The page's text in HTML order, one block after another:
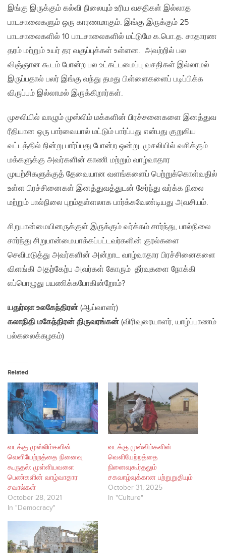
இங்கு இருக்கும் கல்வி நிலையும் உரிய வசதிகள் இல்லாத
பாடசாலைகளும் ஒரு காரணமாகும். இங்கு இருக்கும் 25
பாடசாலைகளில் 10 பாடசாலைகளில் மட்டுமே க.பொ.த. சாதாரண
தரம் மற்றும் உயர் தர வகுப்புக்கள் உள்ளன. அவற்றில் பல
விஞ்ஞான கூடம் போன்ற பல உட்கட்டமைப்பு வசதிகள் இல்லாமல்
இருப்பதால் பலர் இங்கு வந்து தமது பிள்ளைகளைப் படிப்பிக்க
விருப்பம் இல்லாமல் இருக்கிறார்கள்.
முசலியில் வாழும் முஸ்லிம் மக்களின் பிரச்சனைகளை இனத்துவ
ரீதியான ஒரு பார்வையால் மட்டும் பார்ப்பது என்பது குறுகிய
வட்டத்தில் நின்று பார்ப்பது போன்ற ஒன்று. முசலியில் வசிக்கும்
மக்களுக்கு அவர்களின் காணி மற்றும் வாழ்வாதார
முயற்சிகளுக்குத் தேவையான வளங்களைப் பெற்றுக்கொள்வதில்
உள்ள பிரச்சினைகள் இனத்துவத்துடன் சேர்ந்து வர்க்க நிலை
மற்றும் பால்நிலை புறம்தள்ளலாக பார்க்கவேண்டியது அவசியம்.
சிறுபான்மையினருக்குள் இருக்கும் வர்க்கம் சார்ந்து, பால்நிலை
சார்ந்து சிறுபான்மையாக்கப்பட்டவர்களின் குரல்களை
செவிமடுத்து அவர்களின் அன்றாட வாழ்வாதார பிரச்சினைகளை
விளங்கி அதற்கேற்ப அவர்கள் கோரும் தீர்வுகளை நோக்கி
எப்பொழுது பயணிக்கபோகின்றோம்?
யதுர்ஷா உலகேந்திரன் (ஆய்வாளர்)
கலாநிதி மகேந்திரன் திருவரங்கன் (விரிவுரையாளர், யாழ்ப்பாணம்
பல்கலைக்கழகம்)
Related
வடக்கு முஸ்லிம்களின்
வெளியேற்றத்தை நினைவு
கூருதல்: முள்ளியவளை
பெண்களின் வாழ்வாதார
சவால்கள்
October 28, 2021
In "Democracy"
வடக்கு முஸ்லிம்களின்
வெளியேற்றத்தை
நினைவுகூர்தலும்
சகவாழ்வுக்கான பற்றுறுதியும்
October 31, 2025
In "Culture"